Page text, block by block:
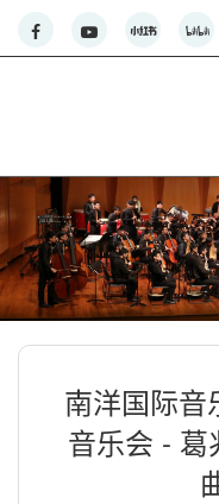
南洋国际音
音乐会 - 葛